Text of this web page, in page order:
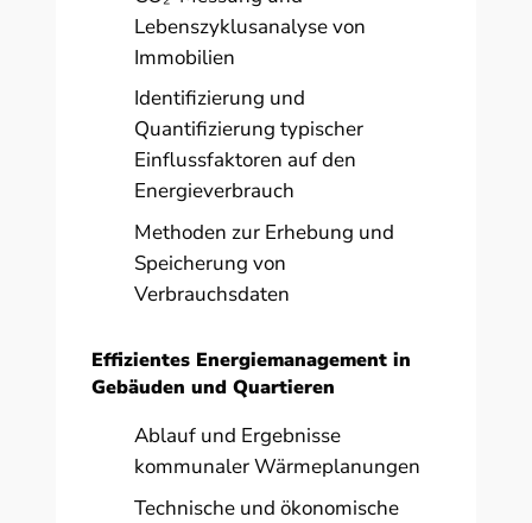
Lebenszyklusanalyse von
Immobilien
Identifizierung und
Quantifizierung typischer
Einflussfaktoren auf den
Energieverbrauch
Methoden zur Erhebung und
Speicherung von
Verbrauchsdaten
Effizientes Energiemanagement in
Gebäuden und Quartieren
Ablauf und Ergebnisse
kommunaler Wärmeplanungen
Technische und ökonomische